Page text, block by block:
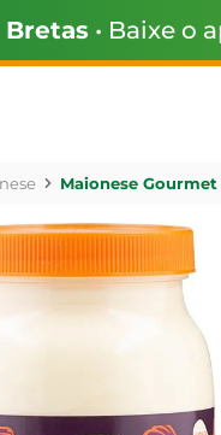
• Baixe o
Maionese